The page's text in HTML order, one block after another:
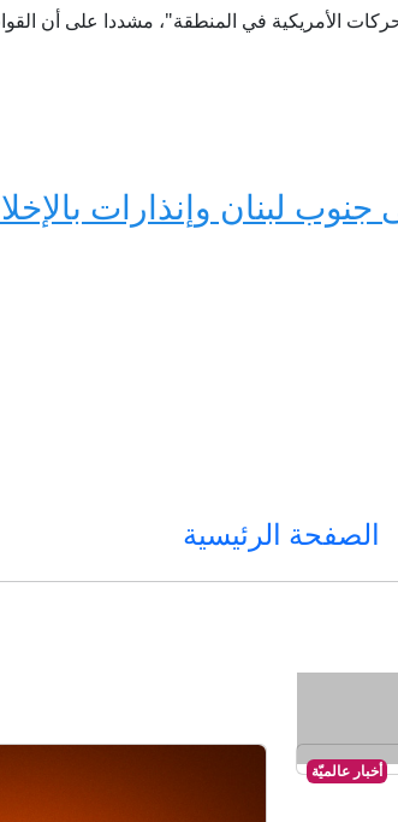
الأمريكية في المنطقة"، مشددا على أن
لبنان وإنذارات
الصفحة الرئيسية
أخبار عالميّة